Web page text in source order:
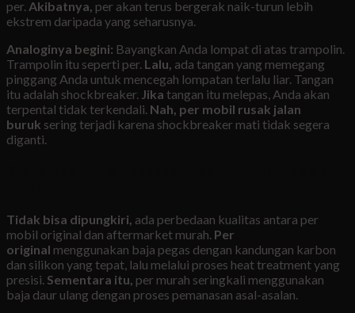
per. Akibatnya, per akan terus bergerak naik-turun lebih
ekstrem daripada yang seharusnya.
Analoginya begini: Bayangkan Anda lompat di atas trampolin.
Trampolin itu seperti per. Lalu, ada tangan yang memegang
pinggang Anda untuk mencegah lompatan terlalu liar. Tangan
itu adalah shockbreaker. Jika tangan itu melepas, Anda akan
terpental tidak terkendali. Nah, per mobil rusak jalan
buruk sering terjadi karena shockbreaker mati tidak segera
diganti.
Tidak bisa dipungkiri, ada perbedaan kualitas antara per
mobil original dan aftermarket murah. Per
original menggunakan baja pegas dengan kandungan karbon
dan silikon yang tepat, lalu melalui proses heat treatment yang
presisi. Sementara itu, per murah seringkali menggunakan
baja daur ulang dengan proses pemanasan asal-asalan.